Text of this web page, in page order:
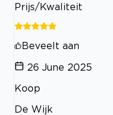
Prijs/Kwaliteit
Beveelt aan
26 June 2025
Koop
De Wijk